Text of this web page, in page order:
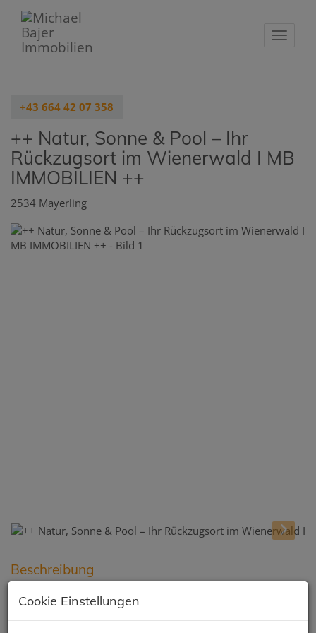
+43 664 42 07 358
++ Natur, Sonne & Pool – Ihr
Rückzugsort im Wienerwald I MB
IMMOBILIEN ++
2534 Mayerling
Beschreibung
✨ Zwischen Wald & Weite
Cookie Einstellungen